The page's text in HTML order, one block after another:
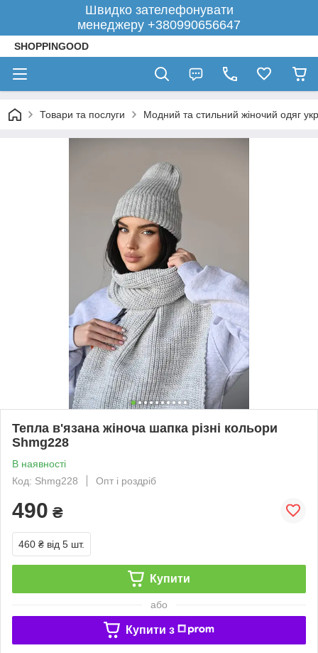
Швидко зателефонувати
менеджеру +380990656647
SHOPPINGOOD
Товари та послуги Модний та стильний жіночий одяг
Тепла в'язана жіноча шапка різні кольори
Shmg228
В наявності
Код: Shmg228
Опт і роздріб
490 ₴
460 ₴ від 5 шт.
Купити
або
Купити з